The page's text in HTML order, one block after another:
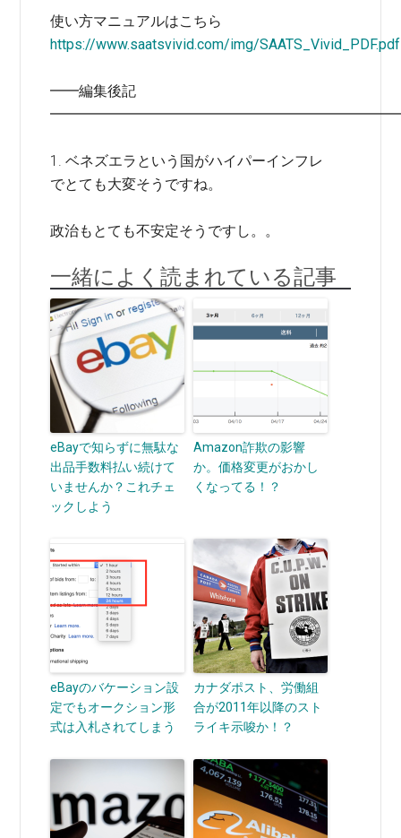
使い方マニュアルはこちら
https://www.saatsvivid.com/img/SAATS_Vivid_PDF.pdf
━━編集後記
1. ベネズエラという国がハイパーインフレ
でとても大変そうですね。
政治もとても不安定そうですし。。
一緒によく読まれている記事
eBayで知らずに無駄な
出品手数料払い続けて
いませんか？これチェ
ックしよう
Amazon詐欺の影響
か。価格変更がおかし
くなってる！？
eBayのバケーション設
定でもオークション形
式は入札されてしまう
カナダポスト、労働組
合が2011年以降のスト
ライキ示唆か！？